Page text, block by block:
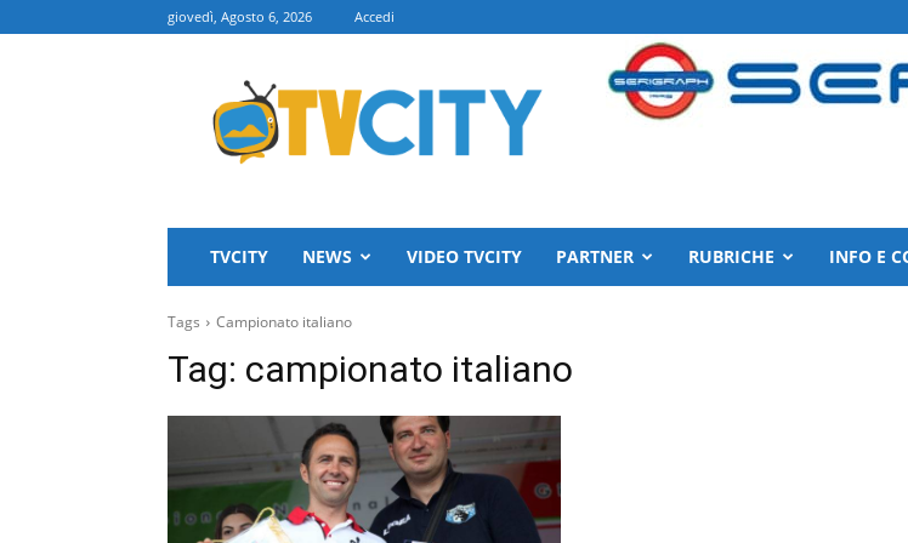
giovedì, Agosto 6, 2026 Accedi
TVCITY
TVCITY NEWS VIDEO TVCITY PARTNER RUBRICHE INFO E
Tags Campionato italiano
Tag: campionato italiano